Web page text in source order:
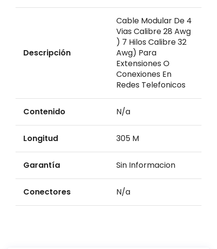
Descripción
Cable Modular De 4
Vias Calibre 28 Awg
) 7 Hilos Calibre 32
Awg) Para
Extensiones O
Conexiones En
Redes Telefonicos
Contenido N/a
Longitud 305 M
Garantía Sin Informacion
Conectores N/a